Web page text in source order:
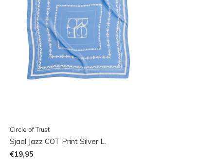
Circle of Trust
Sjaal Jazz COT Print Silver L.
€19,95